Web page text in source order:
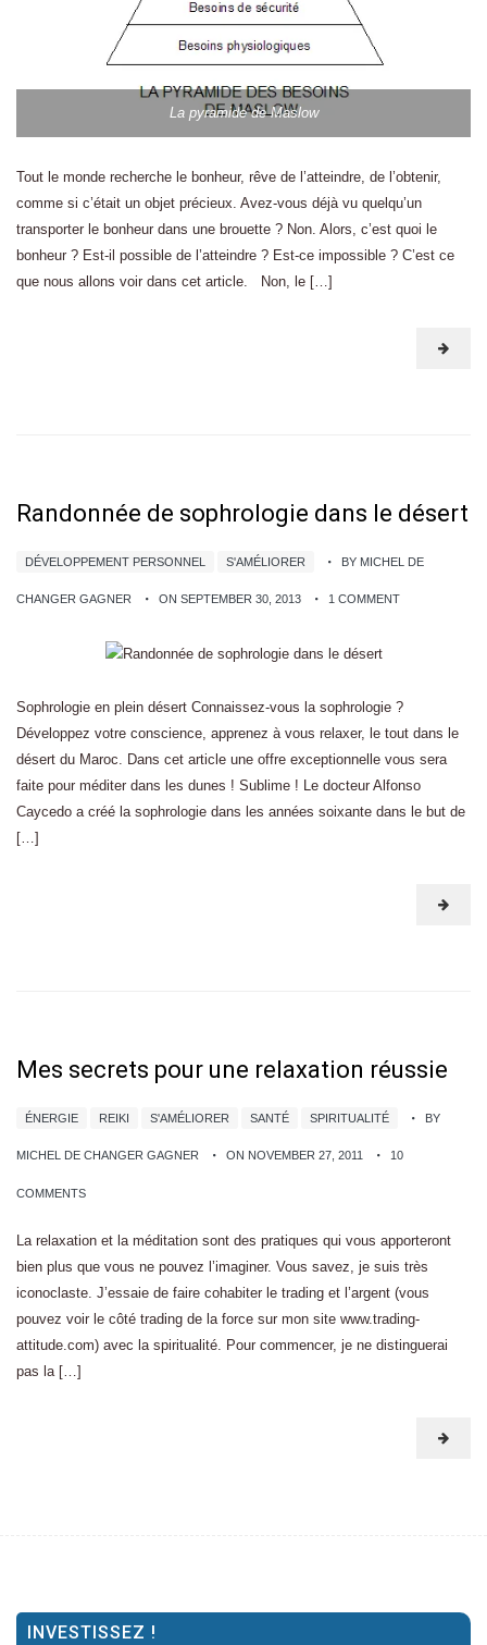
La pyramide de Maslow
Tout le monde recherche le bonheur, rêve de l’atteindre, de l’obtenir,
comme si c’était un objet précieux. Avez-vous déjà vu quelqu’un
transporter le bonheur dans une brouette ? Non. Alors, c’est quoi le
bonheur ? Est-il possible de l’atteindre ? Est-ce impossible ? C’est ce
que nous allons voir dans cet article. Non, le […]
Randonnée de sophrologie dans le désert
DÉVELOPPEMENT PERSONNEL S'AMÉLIORER BY MICHEL DE
CHANGER GAGNER ON SEPTEMBER 30, 2013 1 COMMENT
Sophrologie en plein désert Connaissez-vous la sophrologie ?
Développez votre conscience, apprenez à vous relaxer, le tout dans le
désert du Maroc. Dans cet article une offre exceptionnelle vous sera
faite pour méditer dans les dunes ! Sublime ! Le docteur Alfonso
Caycedo a créé la sophrologie dans les années soixante dans le but de
[…]
Mes secrets pour une relaxation réussie
ÉNERGIE REIKI S'AMÉLIORER SANTÉ SPIRITUALITÉ BY
MICHEL DE CHANGER GAGNER ON NOVEMBER 27, 2011 10
COMMENTS
La relaxation et la méditation sont des pratiques qui vous apporteront
bien plus que vous ne pouvez l’imaginer. Vous savez, je suis très
iconoclaste. J’essaie de faire cohabiter le trading et l’argent (vous
pouvez voir le côté trading de la force sur mon site www.trading-
attitude.com) avec la spiritualité. Pour commencer, je ne distinguerai
pas la […]
INVESTISSEZ !